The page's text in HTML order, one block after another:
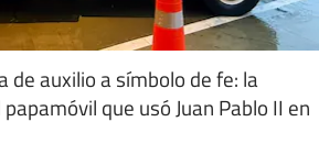
de auxilio a símbolo de fe: la
que usó Juan Pablo II en